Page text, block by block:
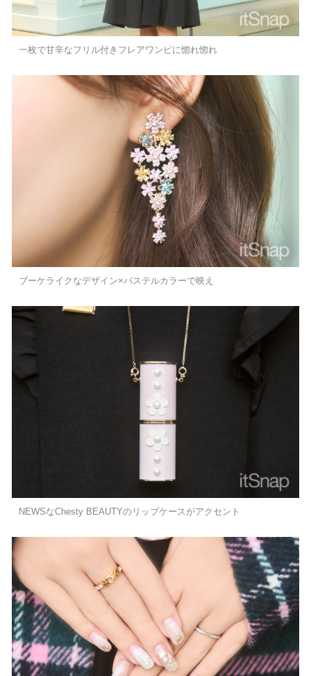
一枚で甘辛なフリル付きフレアワンピに惚れ惚れ
ブーケライクなデザイン×パステルカラーで映え
NEWSなChesty BEAUTYのリップケースがアクセント